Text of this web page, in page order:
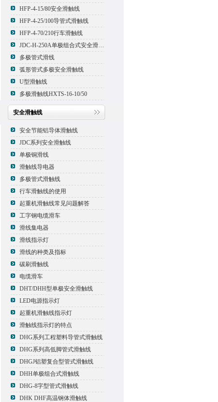
HFP-4-15/80安全滑触线
HFP-4-25/100导管式滑触线
HFP-4-70/210行车滑触线
JDC-H-250A单极组合式安全滑触线
多极管式滑线
弧形管式多极安全滑触线
U型滑触线
多极滑触线HXTS-16-10/50
安全滑触线
安全节能铝导体滑触线
JDC系列安全滑触线
单极铜滑线
滑触线导电器
多极管式滑触线
行车滑触线的使用
起重机滑触线常见问题解答
工字钢电缆滑车
滑线集电器
滑线指示灯
滑线的种类及指标
碳刷滑触线
电缆滑车
DHT/DHH型单极安全滑触线
LED电源指示灯
起重机滑触线指示灯
滑触线指示灯的特点
DHG系列工程塑料导管式滑触线
DHG系列高低脚管式滑触线
DHGJ铝塑复合型管式滑触线
DHH单极组合式滑触线
DHG-8字型管式滑触线
DHK DHF高温钢体滑触线